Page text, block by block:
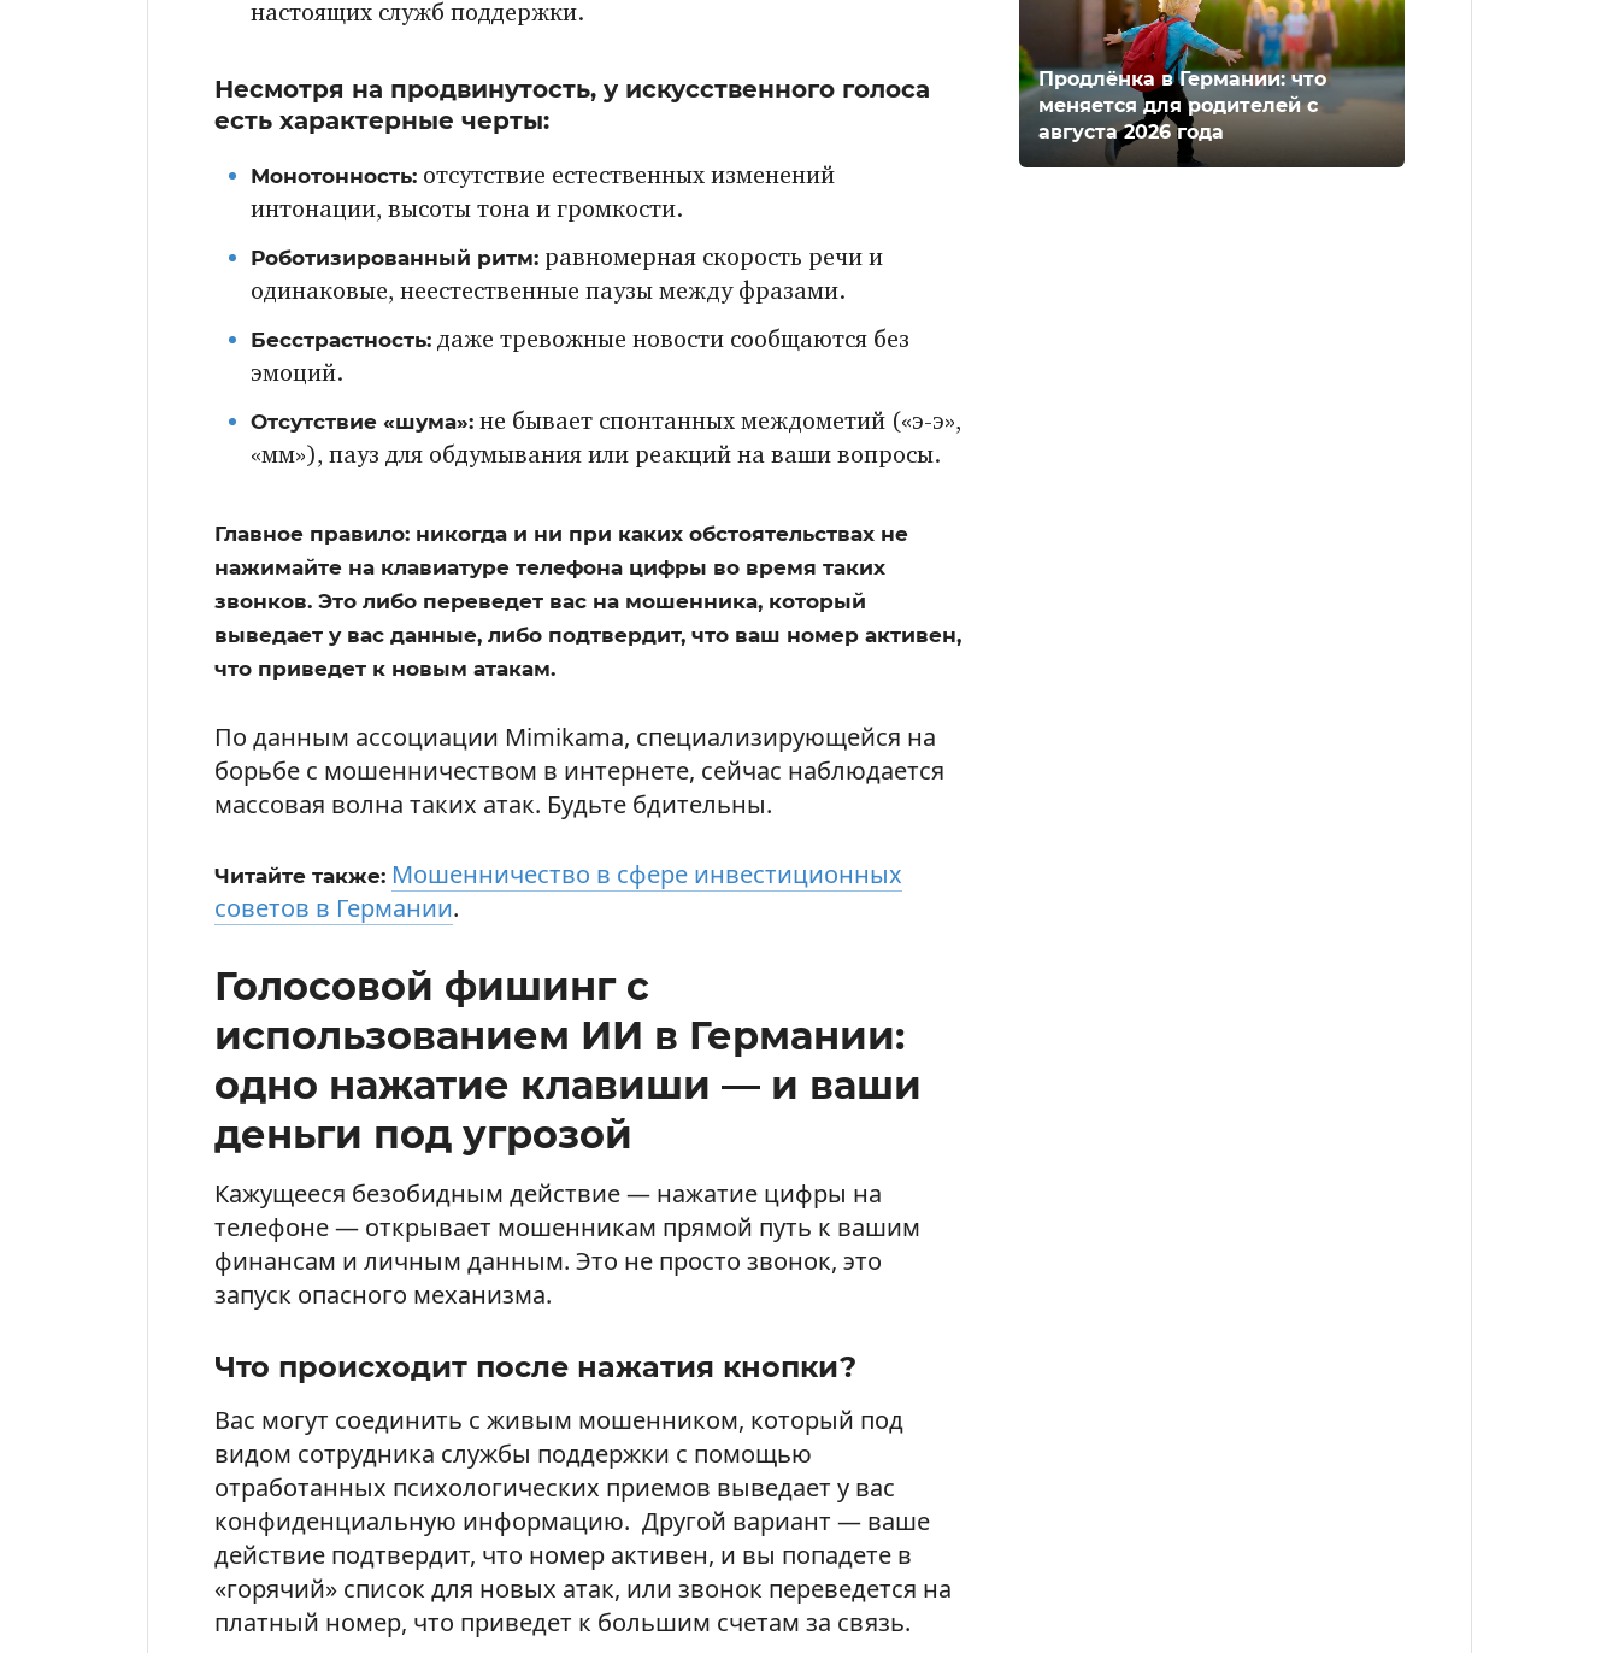
настоящих служб поддержки.
Несмотря на продвинутость, у искусственного голоса
есть характерные черты:
Монотонность: отсутствие естественных изменений
интонации, высоты тона и громкости.
Роботизированный ритм: равномерная скорость речи и
одинаковые, неестественные паузы между фразами.
Бесстрастность: даже тревожные новости сообщаются без
эмоций.
Отсутствие «шума»: не бывает спонтанных междометий («э-э»,
«мм»), пауз для обдумывания или реакций на ваши вопросы.
Главное правило: никогда и ни при каких обстоятельствах не
нажимайте на клавиатуре телефона цифры во время таких
звонков. Это либо переведет вас на мошенника, который
выведает у вас данные, либо подтвердит, что ваш номер активен,
что приведет к новым атакам.
По данным ассоциации Mimikama, специализирующейся на
борьбе с мошенничеством в интернете, сейчас наблюдается
массовая волна таких атак. Будьте бдительны.
Читайте также: Мошенничество в сфере инвестиционных
советов в Германии.
Голосовой фишинг с
использованием ИИ в Германии:
одно нажатие клавиши — и ваши
деньги под угрозой
Кажущееся безобидным действие — нажатие цифры на
телефоне — открывает мошенникам прямой путь к вашим
финансам и личным данным. Это не просто звонок, это
запуск опасного механизма.
Что происходит после нажатия кнопки?
Вас могут соединить с живым мошенником, который под
видом сотрудника службы поддержки с помощью
отработанных психологических приемов выведает у вас
конфиденциальную информацию. Другой вариант — ваше
действие подтвердит, что номер активен, и вы попадете в
«горячий» список для новых атак, или звонок переведется на
платный номер, что приведет к большим счетам за связь.
Продлёнка в Германии: что
меняется для родителей с
августа 2026 года